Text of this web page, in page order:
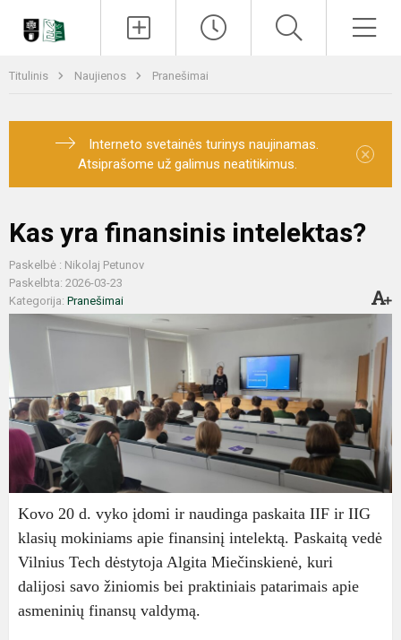
Titulinis Naujienos Pranešimai
Interneto svetainės turinys naujinamas.
Atsiprašome už galimus neatitikimus.
×
Kas yra finansinis intelektas?
Paskelbė : Nikolaj Petunov
Paskelbta: 2026-03-23
Kategorija: Pranešimai
Kovo 20 d. vyko įdomi ir naudinga paskaita IIF ir IIG
klasių mokiniams apie finansinį intelektą. Paskaitą vedė
Vilnius Tech dėstytoja Algita Miečinskienė, kuri
dalijosi savo žiniomis bei praktiniais patarimais apie
asmeninių finansų valdymą.